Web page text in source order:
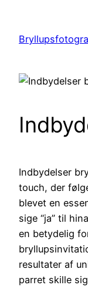
indhold
Indbydelser
touch, der
blevet en
sige “ja” til
en betydelig
resultater af
parret skille